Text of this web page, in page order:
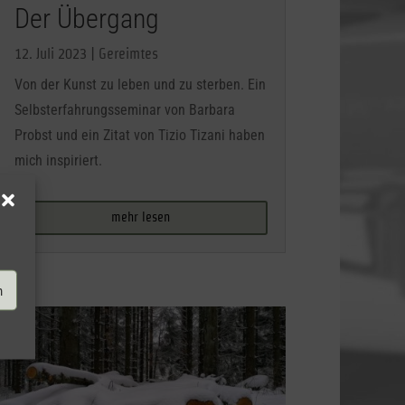
Der Übergang
12. Juli 2023 Gereimtes
Von der Kunst zu leben und zu sterben. Ein
Selbsterfahrungsseminar von Barbara
Probst und ein Zitat von Tizio Tizani haben
mich inspiriert.
mehr lesen